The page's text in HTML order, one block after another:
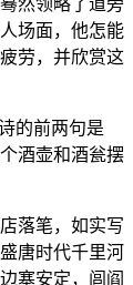
然领略了道旁
场面，他怎能
劳，并欣赏这
的前两句是
酒壶和酒瓮摆
落笔，如实写
唐时代千里河
塞安定，闾阎